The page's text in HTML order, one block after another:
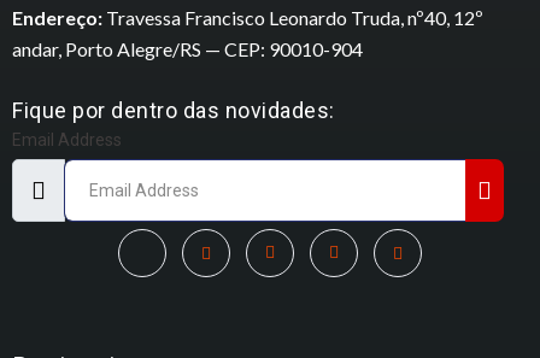
Endereço: Travessa Francisco Leonardo Truda, nº40, 12º
andar, Porto Alegre/RS — CEP: 90010-904
Fique por dentro das novidades:
Email Address